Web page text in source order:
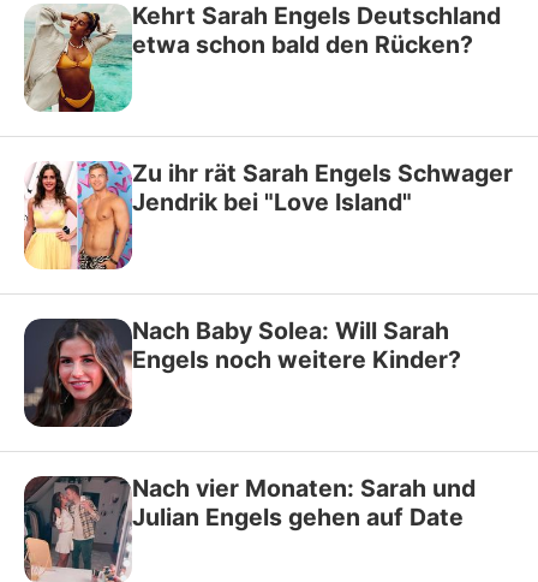
Kehrt Sarah Engels Deutschland
etwa schon bald den Rücken?
Zu ihr rät Sarah Engels Schwager
Jendrik bei "Love Island"
Nach Baby Solea: Will Sarah
Engels noch weitere Kinder?
Nach vier Monaten: Sarah und
Julian Engels gehen auf Date